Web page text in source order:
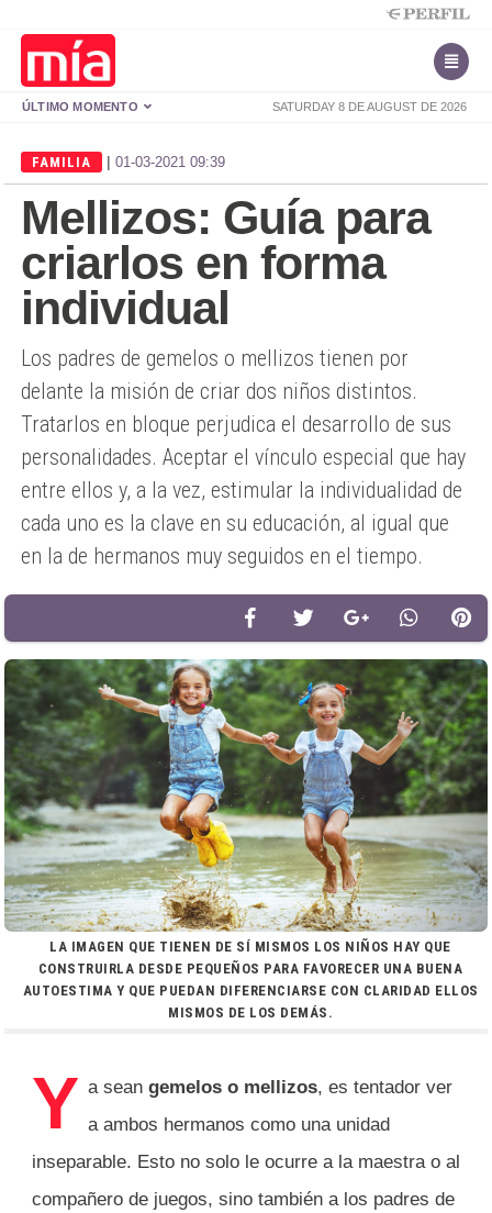
SATURDAY 8 DE AUGUST DE 2026
ÚLTIMO MOMENTO
FAMILIA | 01-03-2021 09:39
Mellizos: Guía para
criarlos en forma
individual
Los padres de gemelos o mellizos tienen por
delante la misión de criar dos niños distintos.
Tratarlos en bloque perjudica el desarrollo de sus
personalidades. Aceptar el vínculo especial que hay
entre ellos y, a la vez, estimular la individualidad de
cada uno es la clave en su educación, al igual que
en la de hermanos muy seguidos en el tiempo.
LA IMAGEN QUE TIENEN DE SÍ MISMOS LOS NIÑOS HAY QUE
CONSTRUIRLA DESDE PEQUEÑOS PARA FAVORECER UNA BUENA
AUTOESTIMA Y QUE PUEDAN DIFERENCIARSE CON CLARIDAD ELLOS
MISMOS DE LOS DEMÁS.
Y a sean gemelos o mellizos, es tentador ver
a ambos hermanos como una unidad
inseparable. Esto no solo le ocurre a la maestra o al
compañero de juegos, sino también a los padres de